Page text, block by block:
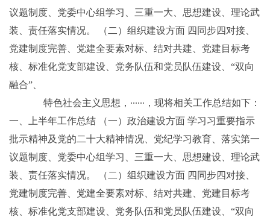
议题制度、党委中心组学习、三重一大、思想建设、理论武
装、责任落实情况。 （二）组织建设方面 四同步四对接、
党建制度完善、党建全要素对标、结对共建、党建目标考
核、标准化党支部建设、党务队伍和党员队伍建设、“双向
融合”、
特色社会主义思想，······，现将相关工作总结如下：
一、上半年工作总结 （一）政治建设方面 学习习重要指示
批示精神及党的二十大精神情况、党纪学习教育、落实第一
议题制度、党委中心组学习、三重一大、思想建设、理论武
装、责任落实情况。 （二）组织建设方面 四同步四对接、
党建制度完善、党建全要素对标、结对共建、党建目标考
核、标准化党支部建设、党务队伍和党员队伍建设、“双向